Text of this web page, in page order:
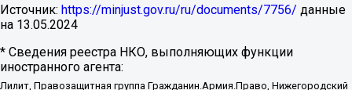
Источник: https://minjust.gov.ru/ru/documents/7756/ данные
на 13.05.2024
* Сведения реестра НКО, выполняющих функции
иностранного агента:
Лилит, Правозащитная группа Гражданин.Армия.Право, Нижегородский